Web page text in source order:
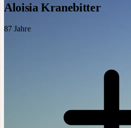
Aloisia Kranebitter
87 Jahre